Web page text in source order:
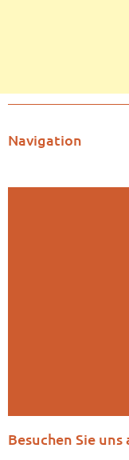
Navigation
Besuchen Sie uns